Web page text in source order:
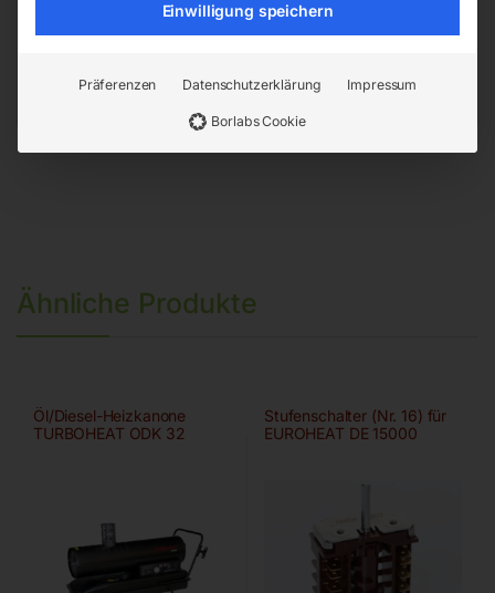
Hebetechnik
Ähnliche Produkte
Öl/Diesel-Heizkanone
TURBOHEAT ODK 32
Stufenschalter (Nr. 16) für
EUROHEAT DE 15000
Einwilligung speichern
Präferenzen Datenschutzerklärung Impressum
Borlabs Cookie